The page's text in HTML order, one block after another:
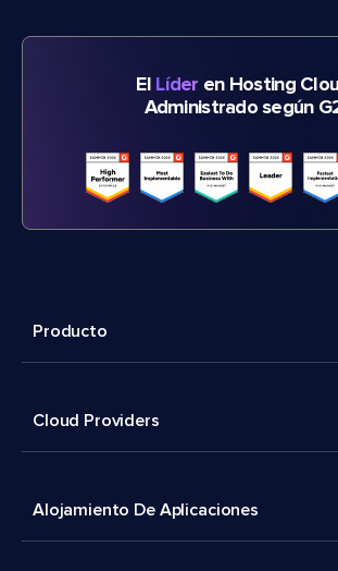
El Líder en Hosting
Administrado según
Producto
Cloud Providers
Alojamiento De Aplicaciones